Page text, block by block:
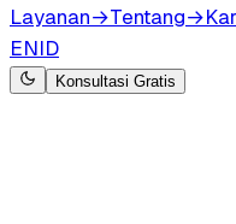
Layanan→Tentang→
ENID
Konsultasi Gratis